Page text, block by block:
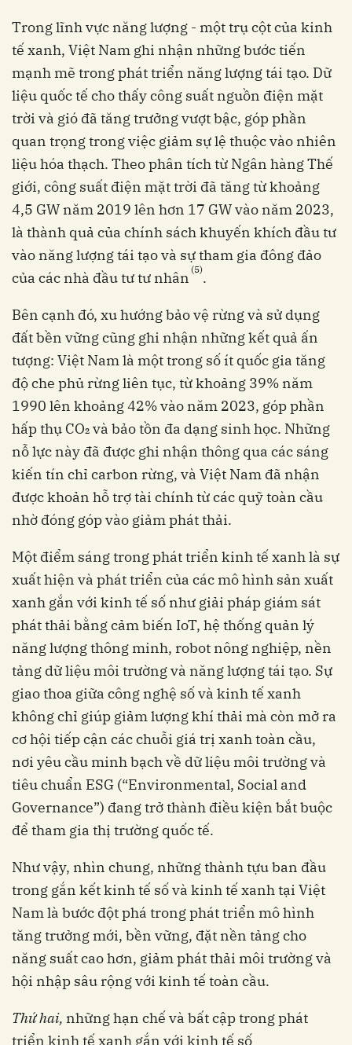
Trong lĩnh vực năng lượng - một trụ cột của kinh
tế xanh, Việt Nam ghi nhận những bước tiến
mạnh mẽ trong phát triển năng lượng tái tạo. Dữ
liệu quốc tế cho thấy công suất nguồn điện mặt
trời và gió đã tăng trưởng vượt bậc, góp phần
quan trọng trong việc giảm sự lệ thuộc vào nhiên
liệu hóa thạch. Theo phân tích từ Ngân hàng Thế
giới, công suất điện mặt trời đã tăng từ khoảng
4,5 GW năm 2019 lên hơn 17 GW vào năm 2023,
là thành quả của chính sách khuyến khích đầu tư
vào năng lượng tái tạo và sự tham gia đông đảo
của các nhà đầu tư tư nhân (5).
Bên cạnh đó, xu hướng bảo vệ rừng và sử dụng
đất bền vững cũng ghi nhận những kết quả ấn
tượng: Việt Nam là một trong số ít quốc gia tăng
độ che phủ rừng liên tục, từ khoảng 39% năm
1990 lên khoảng 42% vào năm 2023, góp phần
hấp thụ CO₂ và bảo tồn đa dạng sinh học. Những
nỗ lực này đã được ghi nhận thông qua các sáng
kiến tín chỉ carbon rừng, và Việt Nam đã nhận
được khoản hỗ trợ tài chính từ các quỹ toàn cầu
nhờ đóng góp vào giảm phát thải.
Một điểm sáng trong phát triển kinh tế xanh là sự
xuất hiện và phát triển của các mô hình sản xuất
xanh gắn với kinh tế số như giải pháp giám sát
phát thải bằng cảm biến IoT, hệ thống quản lý
năng lượng thông minh, robot nông nghiệp, nền
tảng dữ liệu môi trường và năng lượng tái tạo. Sự
giao thoa giữa công nghệ số và kinh tế xanh
không chỉ giúp giảm lượng khí thải mà còn mở ra
cơ hội tiếp cận các chuỗi giá trị xanh toàn cầu,
nơi yêu cầu minh bạch về dữ liệu môi trường và
tiêu chuẩn ESG (“Environmental, Social and
Governance”) đang trở thành điều kiện bắt buộc
để tham gia thị trường quốc tế.
Như vậy, nhìn chung, những thành tựu ban đầu
trong gắn kết kinh tế số và kinh tế xanh tại Việt
Nam là bước đột phá trong phát triển mô hình
tăng trưởng mới, bền vững, đặt nền tảng cho
năng suất cao hơn, giảm phát thải môi trường và
hội nhập sâu rộng với kinh tế toàn cầu.
Thứ hai, những hạn chế và bất cập trong phát
triển kinh tế xanh gắn với kinh tế số